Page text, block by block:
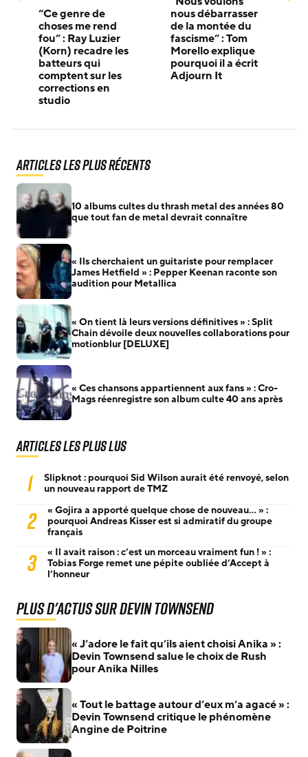
“Ce genre de
choses me rend
fou” : Ray Luzier
(Korn) recadre les
batteurs qui
comptent sur les
corrections en
studio
nous débarrasser
de la montée du
fascisme” : Tom
Morello explique
pourquoi il a écrit
Adjourn It
Articles les plus récents
10 albums cultes du thrash metal des années 80
que tout fan de metal devrait connaître
« Ils cherchaient un guitariste pour remplacer
James Hetfield » : Pepper Keenan raconte son
audition pour Metallica
« On tient là leurs versions définitives » : Split
Chain dévoile deux nouvelles collaborations pour
motionblur [DELUXE]
« Ces chansons appartiennent aux fans » : Cro-
Mags réenregistre son album culte 40 ans après
Articles les plus lus
1
Slipknot : pourquoi Sid Wilson aurait été renvoyé, selon
un nouveau rapport de TMZ
2
« Gojira a apporté quelque chose de nouveau… » :
pourquoi Andreas Kisser est si admiratif du groupe
français
3
« Il avait raison : c’est un morceau vraiment fun ! » :
Tobias Forge remet une pépite oubliée d’Accept à
l’honneur
Plus d'actus sur Devin Townsend
« J’adore le fait qu’ils aient choisi Anika » :
Devin Townsend salue le choix de Rush
pour Anika Nilles
« Tout le battage autour d’eux m’a agacé » :
Devin Townsend critique le phénomène
Angine de Poitrine